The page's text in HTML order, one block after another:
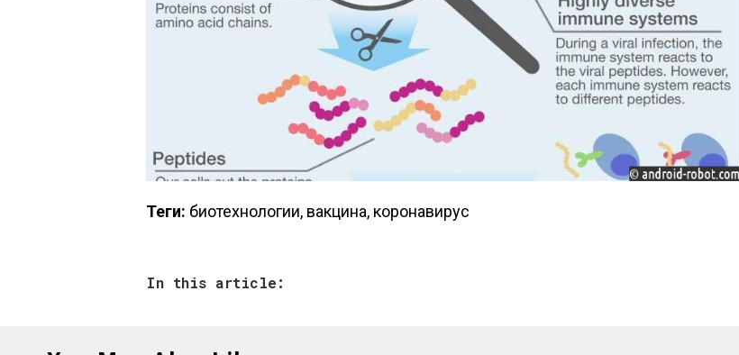
Теги: биотехнологии, вакцина, коронавирус
In this article: